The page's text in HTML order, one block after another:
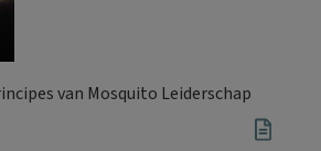
van Mosquito Leiderschap